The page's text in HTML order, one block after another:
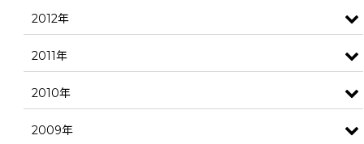
2012年
2011年
2010年
2009年